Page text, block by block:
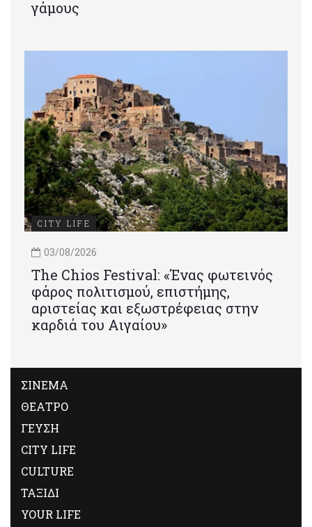
γάμους
CITY LIFE
03/08/2026
Τhe Chios Festival: «Ένας φωτεινός
φάρος πολιτισμού, επιστήμης,
αριστείας και εξωστρέφειας στην
καρδιά του Αιγαίου»
ΣΙΝΕΜΑ
ΘΕΑΤΡΟ
ΓΕΥΣΗ
CITY LIFE
CULTURE
ΤΑΞΙΔΙ
YOUR LIFE